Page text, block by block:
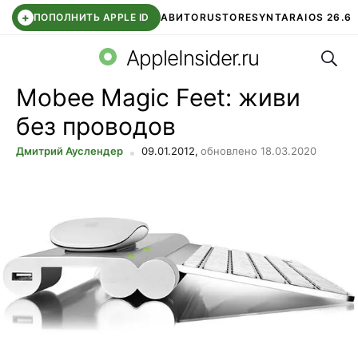
+ ПОПОЛНИТЬ APPLE ID АВИТОRUSTORESYNTARAIOS 26.6
СБЕР КИДС ЧАТ ROBLOXВТБ ОНЛАЙН
AppleInsider.ru
Mobee Magic Feet: живи
без проводов
Дмитрий Ауслендер 09.01.2012, обновлено 18.03.2020